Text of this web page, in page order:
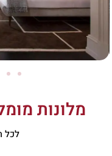
מלונות
לכל